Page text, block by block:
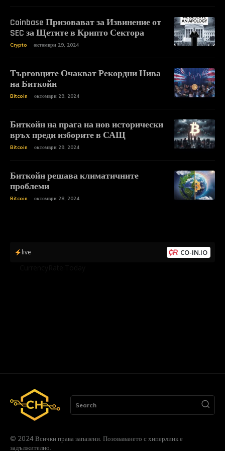
Coinbase Призовават за Извинение от
SEC за Щетите в Крипто Сектора
Crypto октомври 29, 2024
Търговците Очакват Рекордни Нива
на Биткойн
Bitcoin октомври 29, 2024
Биткойн на прага на нов исторически
връх преди изборите в САЩ
Bitcoin октомври 29, 2024
Биткойн решава климатичните
проблеми
Bitcoin октомври 28, 2024
live CO-IN.IO
Search
© 2024 Всички права запазени. Позоваването с хиперлинк е
задължително.